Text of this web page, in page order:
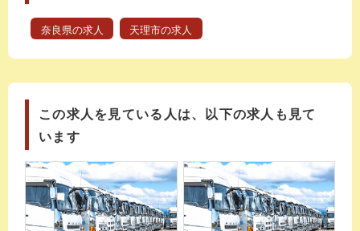
奈良県の求人 天理市の求人
この求人を見ている人は、以下の求人も見て
います